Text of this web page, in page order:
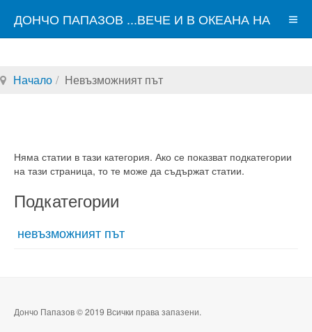
ДОНЧО ПАПАЗОВ ...ВЕЧЕ И В ОКЕАНА НА
Начало Невъзможният път
Няма статии в тази категория. Ако се показват подкатегории
на тази страница, то те може да съдържат статии.
Подкатегории
невъзможният път
Дончо Папазов © 2019 Всички права запазени.